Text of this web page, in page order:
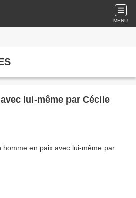
MENU
lui-même par Cécile